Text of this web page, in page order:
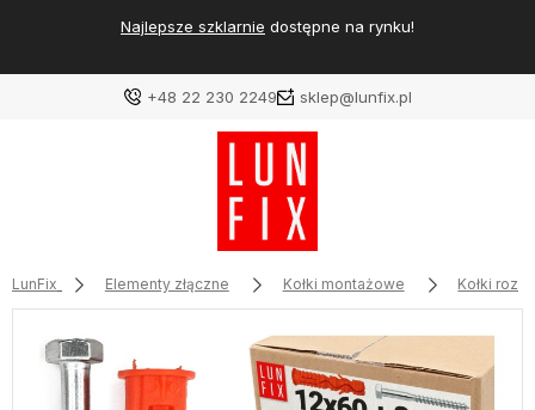
Najlepsze szklarnie dostępne na rynku!
+48 22 230 2249 sklep@lunfix.pl
LunFix Elementy złączne Kołki montażowe Kołki